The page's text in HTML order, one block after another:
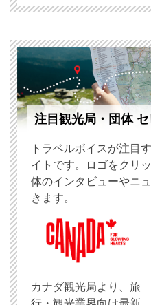
注目観光局・団体 セ
トラベルボイスが注目
イトです。ロゴをクリ
体のインタビューやニ
きます。
​カナダ観光局より、旅